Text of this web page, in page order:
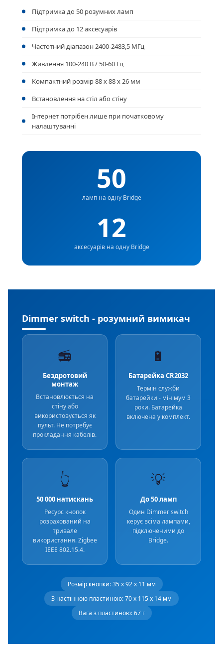
Підтримка до 50 розумних ламп
Підтримка до 12 аксесуарів
Частотний діапазон 2400-2483,5 МГц
Живлення 100-240 В / 50-60 Гц
Компактний розмір 88 x 88 x 26 мм
Встановлення на стіл або стіну
Інтернет потрібен лише при початковому
налаштуванні
50
ламп на одну Bridge
12
аксесуарів на одну Bridge
Dimmer switch - розумний вимикач
📻
Бездротовий
монтаж
Встановлюється на
стіну або
використовується як
пульт. Не потребує
прокладання кабелів.
🔋
Батарейка CR2032
Термін служби
батарейки - мінімум 3
роки. Батарейка
включена у комплект.
👆
50 000 натискань
Ресурс кнопок
розрахований на
тривале
використання. Zigbee
IEEE 802.15.4.
💡
До 50 ламп
Один Dimmer switch
керує всіма лампами,
підключеними до
Bridge.
Розмір кнопки: 35 x 92 x 11 мм
З настінною пластиною: 70 x 115 x 14 мм
Вага з пластиною: 67 г